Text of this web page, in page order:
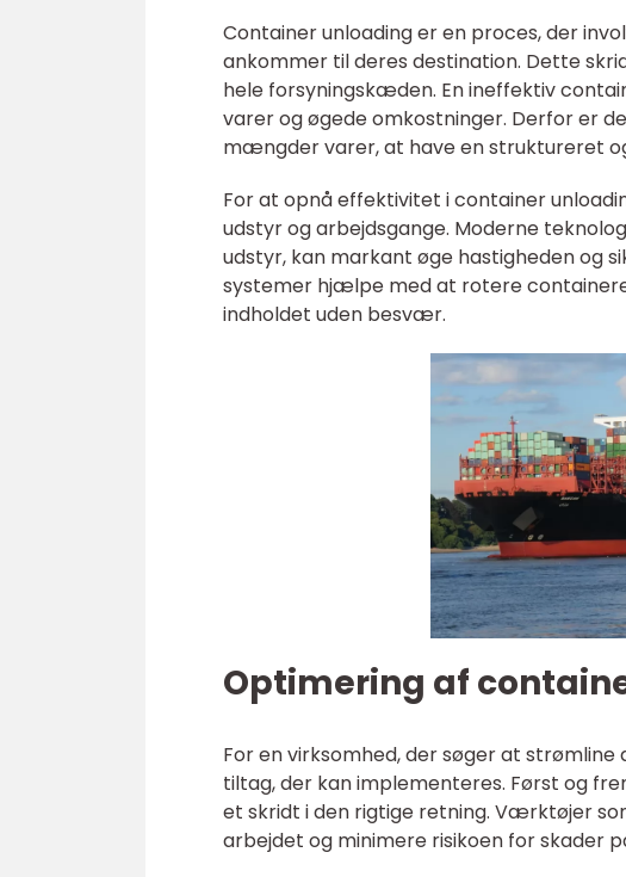
Container unloading er en proces, der
ankommer til deres destination. Dette
hele forsyningskæden. En ineffektiv
varer og øgede omkostninger. Derfor er
mængder varer, at have en struktureret
For at opnå effektivitet i container
udstyr og arbejdsgange. Moderne
udstyr, kan markant øge hastigheden og
systemer hjælpe med at rotere
indholdet uden besvær.
Optimering af
For en virksomhed, der søger at
tiltag, der kan implementeres. Først og
et skridt i den rigtige retning. Værktøjer
arbejdet og minimere risikoen for skader